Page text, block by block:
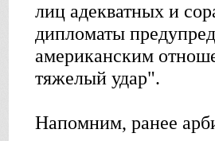
лиц адекватных и
дипломаты
американским
тяжелый удар".
Напомним, ранее